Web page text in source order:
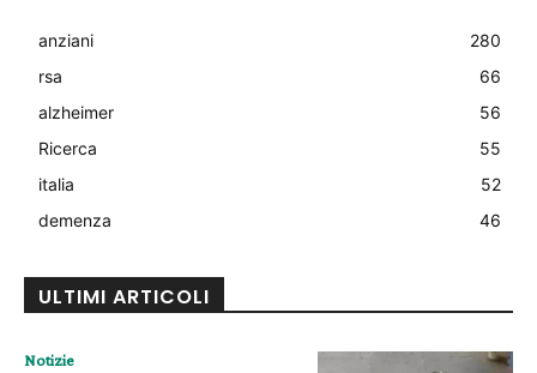
anziani
280
rsa
66
alzheimer
56
Ricerca
55
italia
52
demenza
46
ULTIMI ARTICOLI
Notizie